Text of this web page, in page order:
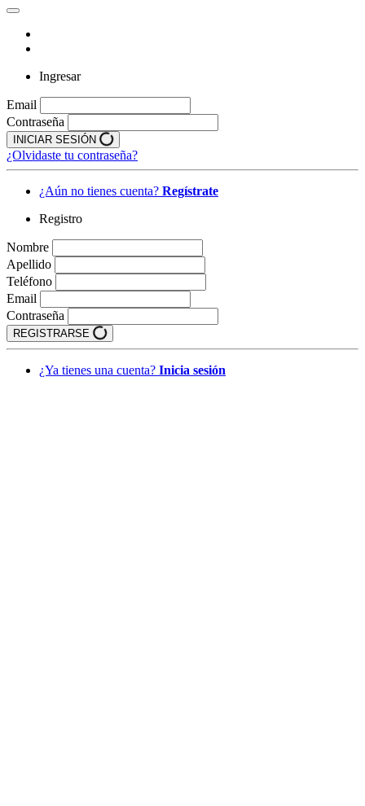
Ingresar
Email
Contraseña
INICIAR SESIÓN
¿Olvidaste tu contraseña?
¿Aún no tienes cuenta? Regístrate
Registro
Nombre
Apellido
Teléfono
Email
Contraseña
REGISTRARSE
¿Ya tienes una cuenta? Inicia sesión